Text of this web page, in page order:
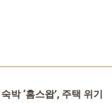
박 ‘홈스왑’, 주택 위기